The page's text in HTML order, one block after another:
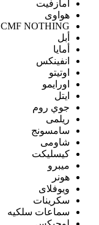
أمازفيت
هواوى
CMF NOTHING
أبل
أمايا
انفينكس
اوتيتو
اورايمو
ايتل
جوي روم
ريلمى
سامسونج
شاومى
كيسليكت
ميبرو
هونر
ويوفلاى
سكرينات
سماعات سلكيه